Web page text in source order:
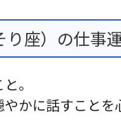
座）の仕事
。
かに話すこと